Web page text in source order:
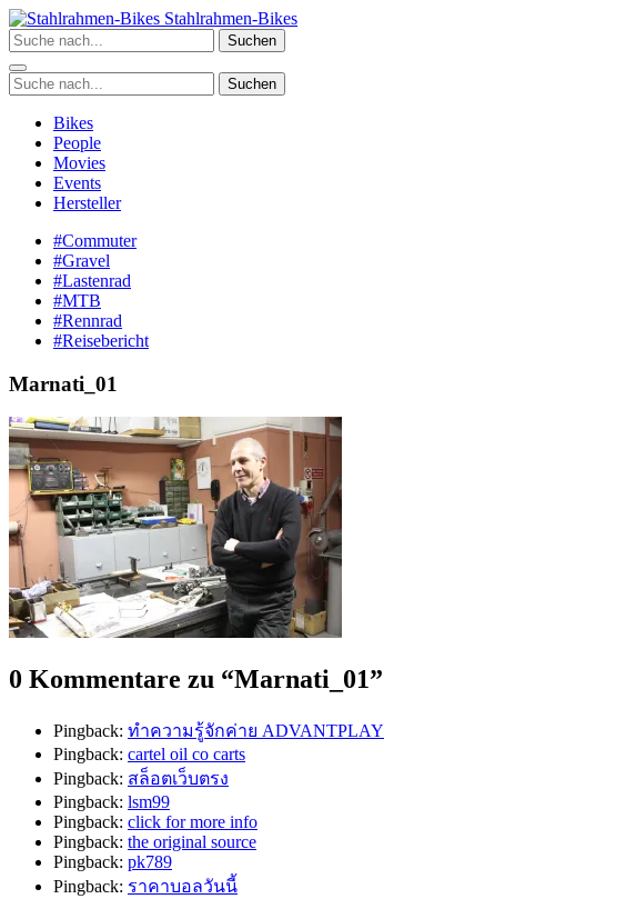
Zum
Inhalt
springen
Stahlrahmen-Bikes
Suchen
Suchen
Bikes
People
Movies
Events
Hersteller
#Commuter
#Gravel
#Lastenrad
#MTB
#Rennrad
#Reisebericht
Marnati_01
0 Kommentare zu “Marnati_01”
Pingback: ทำความรู้จักค่าย ADVANTPLAY
Pingback: cartel oil co carts
Pingback: สล็อตเว็บตรง
Pingback: lsm99
Pingback: click for more info
Pingback: the original source
Pingback: pk789
Pingback: ราคาบอลวันนี้